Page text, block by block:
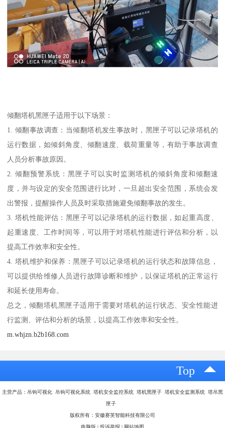
倾翻塔机黑匣子适用于以下场景：
1. 倾翻事故调查：当倾翻塔机发生事故时，黑匣子可以记录塔机的
运行数据，如倾斜角度、倾翻速度、载荷重量等，有助于事故调查
人员分析事故原因。
2. 倾翻预警系统：黑匣子可以实时监测塔机的倾斜角度和倾翻速
度，并与设定的安全范围进行比对，一旦超出安全范围，系统会发
出警报，提醒操作人员及时采取措施避免倾翻事故的发生。
3. 塔机性能评估：黑匣子可以记录塔机的运行数据，如起重高度、
起重速度、工作时间等，可以用于对塔机性能进行评估和分析，以
提高工作效率和安全性。
4. 塔机维护和保养：黑匣子可以记录塔机的运行状态和故障信息，
可以提供给维修人员进行故障诊断和维护，以保证塔机的正常运行
和延长使用寿命。
总之，倾翻塔机黑匣子适用于需要对塔机的运行状态、安全性能进
行监测、评估和分析的场景，以提高工作效率和安全性。
m.whjzn.b2b168.com
Top
主营产品：吊钩可视化 吊钩可视化系统 塔机安全监控系统 塔机黑匣子 塔机安全监测系统 塔吊黑
匣子
版权所有：安徽赛芙智能科技有限公司